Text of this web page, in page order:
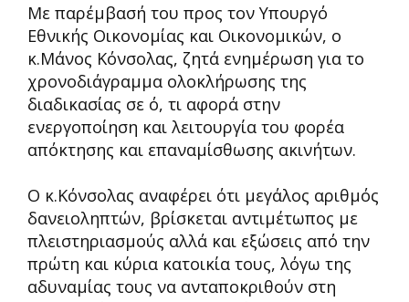
Με παρέμβασή του προς τον Υπουργό
Εθνικής Οικονομίας και Οικονομικών, ο
κ.Μάνος Κόνσολας, ζητά ενημέρωση για το
χρονοδιάγραμμα ολοκλήρωσης της
διαδικασίας σε ό, τι αφορά στην
ενεργοποίηση και λειτουργία του φορέα
απόκτησης και επαναμίσθωσης ακινήτων.
Ο κ.Κόνσολας αναφέρει ότι μεγάλος αριθμός
δανειοληπτών, βρίσκεται αντιμέτωπος με
πλειστηριασμούς αλλά και εξώσεις από την
πρώτη και κύρια κατοικία τους, λόγω της
αδυναμίας τους να ανταποκριθούν στη